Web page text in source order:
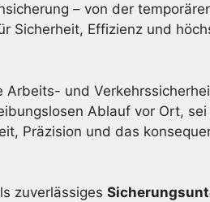
– von der
Sicherheit, Effizienz und
Arbeits- und
Ablauf vor Ort,
Präzision und das
zuverlässiges